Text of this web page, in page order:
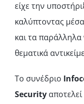
είχε την
καλύπτοντας
και τα
θεματικά
Το συνέδριο
Security